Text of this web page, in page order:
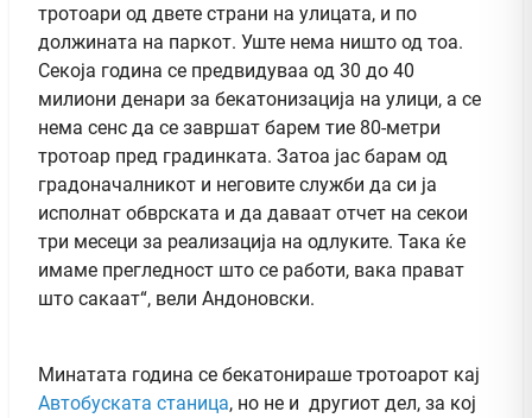
тротоари од двете страни на улицата, и по
должината на паркот. Уште нема ништо од тоа.
Секоја година се предвидуваа од 30 до 40
милиони денари за бекатонизација на улици, а се
нема сенс да се завршат барем тие 80-метри
тротоар пред градинката. Затоа јас барам од
градоначалникот и неговите служби да си ја
исполнат обврската и да даваат отчет на секои
три месеци за реализација на одлуките. Така ќе
имаме прегледност што се работи, вака прават
што сакаат“, вели Андоновски.
Минатата година се бекатонираше тротоарот кај
Автобуската станица, но не и другиот дел, за кој